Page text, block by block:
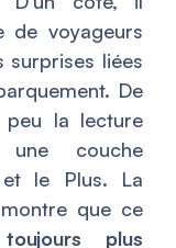
de voyageurs
surprises liées
De
peu la lecture
couche
le Plus. La
que ce
plus